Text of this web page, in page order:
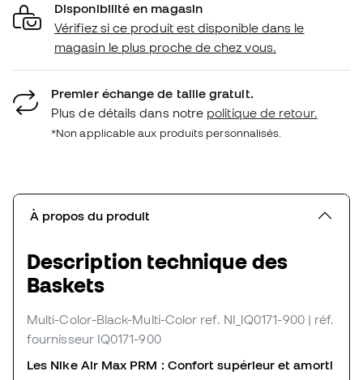
Disponibilité en magasin
Vérifiez si ce produit est disponible dans le
magasin le plus proche de chez vous.
Premier échange de taille gratuit.
Plus de détails dans notre politique de retour.
*Non applicable aux produits personnalisés.
À propos du produit
Description technique des
Baskets
Multi-Color-Black-Multi-Color ref. NI_IQ0171-900 | réf.
fournisseur IQ0171-900
Les Nike Air Max PRM : Confort supérieur et amorti